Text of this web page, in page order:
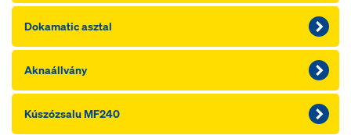
Dokamatic asztal
Aknaállvány
Kúszózsalu MF240